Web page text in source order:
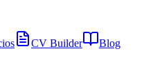
CV Builder Blog